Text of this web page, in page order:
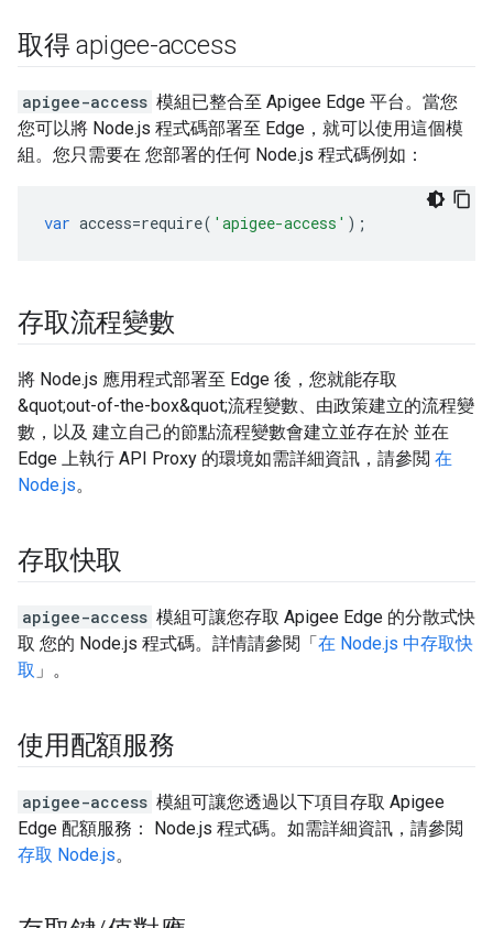
取得 apigee-access
apigee-access 模組已整合至 Apigee Edge 平台。當您
您可以將 Node.js 程式碼部署至 Edge，就可以使用這個模
組。您只需要在 您部署的任何 Node.js 程式碼例如：
var access=require( 'apigee-access' );
存取流程變數
將 Node.js 應用程式部署至 Edge 後，您就能存取
&quot;out-of-the-box&quot;流程變數、由政策建立的流程變
數，以及 建立自己的節點流程變數會建立並存在於 並在
Edge 上執行 API Proxy 的環境如需詳細資訊，請參閲 在
Node.js。
存取快取
apigee-access 模組可讓您存取 Apigee Edge 的分散式快
取 您的 Node.js 程式碼。詳情請參閱「在 Node.js 中存取快
取 」。
使用配額服務
apigee-access 模組可讓您透過以下項目存取 Apigee
Edge 配額服務： Node.js 程式碼。如需詳細資訊，請參閲
存取 Node.js。